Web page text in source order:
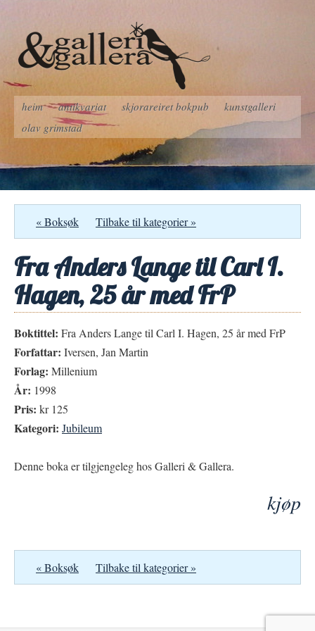
heim antikvariat skjorareiret bokpub
kunstgalleri
olav grimstad
« Boksøk Tilbake til kategorier »
Fra Anders Lange til Carl I.
Hagen, 25 år med FrP
Boktittel: Fra Anders Lange til Carl I. Hagen, 25 år med FrP
Forfattar: Iversen, Jan Martin
Forlag: Millenium
År: 1998
Pris: kr 125
Kategori: Jubileum
Denne boka er tilgjengeleg hos Galleri & Gallera.
kjøp
« Boksøk Tilbake til kategorier »